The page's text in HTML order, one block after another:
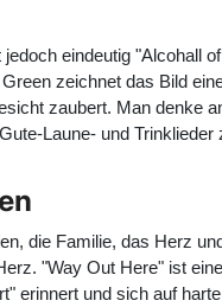
eindeutig "Alcohall
zeichnet das Bild
zaubert. Man denke
Laune- und
die Familie, das Herz
"Way Out Here" ist
und sich auf